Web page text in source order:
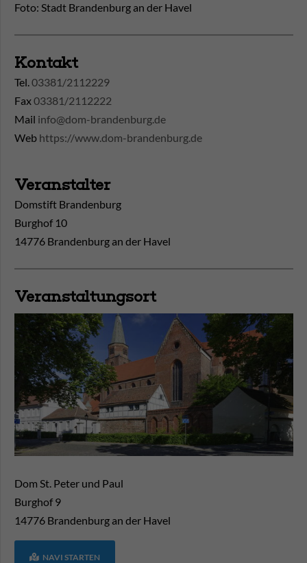
Foto: Stadt Brandenburg an der Havel
Kontakt
Tel.03381/2112229
Fax03381/2112222
Mail info@dom-brandenburg.de
Web https://www.dom-brandenburg.de
Veranstalter
Domstift Brandenburg
Burghof 10
14776 Brandenburg an der Havel
Veranstaltungsort
Dom St. Peter und Paul
Burghof 9
14776 Brandenburg an der Havel
NAVI STARTEN